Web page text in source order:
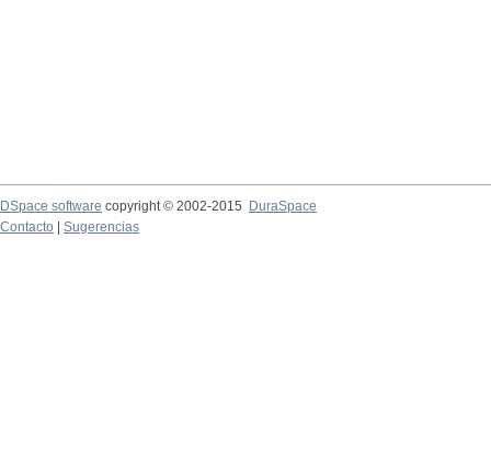
DSpace software copyright © 2002-2015
DuraSpace
Contacto
Sugerencias